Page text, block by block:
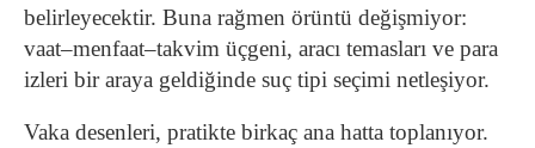
belirleyecektir. Buna rağmen örüntü değişmiyor:
vaat–menfaat–takvim üçgeni, aracı temasları ve para
izleri bir araya geldiğinde suç tipi seçimi netleşiyor.
Vaka desenleri, pratikte birkaç ana hatta toplanıyor.